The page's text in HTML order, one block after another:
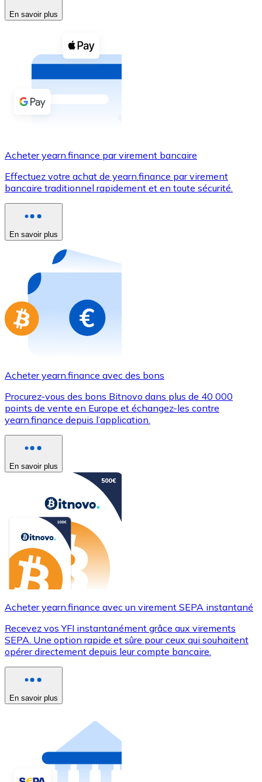
Voir toutes
Coupons crypto
Achetez des cryptomonnaies en espèces et d'autres
Acheter avec espèces
Virement SEPA
Carte de crédit / débit
Utilisez les cartes Visa et Mastercard pour acheter
Acheter avec carte
Nouveau
Achetez des cartes-cadeaux de vos marques
Aller à la boutique de cartes-cadeaux
En savoir plus
Acheter yearn.finance par virement bancaire
Effectuez votre achat de yearn.finance par virement
bancaire traditionnel rapidement et en toute sécurité.
En savoir plus
Acheter yearn.finance avec des bons
Procurez-vous des bons Bitnovo dans plus de 40 000
points de vente en Europe et échangez-les contre
yearn.finance depuis l’application.
En savoir plus
Acheter yearn.finance avec un virement SEPA instantané
Recevez vos YFI instantanément grâce aux virements
SEPA. Une option rapide et sûre pour ceux qui souhaitent
opérer directement depuis leur compte bancaire.
En savoir plus